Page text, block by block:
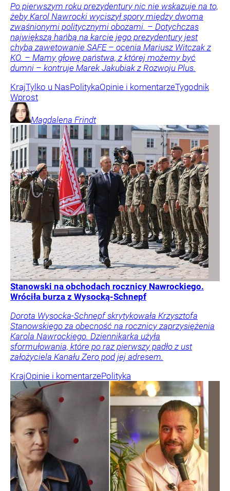
Po pierwszym roku prezydentury nic nie wskazuje na to,
żeby Karol Nawrocki wyciszył spory między dwoma
zwaśnionymi politycznymi obozami. – Dotychczas
największą hańbą na karcie jego prezydentury jest
chyba zawetowanie SAFE – ocenia Mariusz Witczak z
KO. – Mamy głowę państwa, z której możemy być
dumni – kontruje Marek Jakubiak z Rozwoju Plus.
KrajTylko u NasPolitykaOpinie i komentarzeTygodnik
Wprost
Magdalena Frindt
Stanowski na obchodach rocznicy Nawrockiego.
Wróciła burza z Wysocką-Schnepf
Dorota Wysocka-Schnepf skrytykowała Krzysztofa
Stanowskiego za obecność na rocznicy zaprzysiężenia
Karola Nawrockiego. Dziennikarka użyła
sformułowania, które po raz pierwszy padło z ust
założyciela Kanału Zero pod jej adresem.
KrajOpinie i komentarzePolityka